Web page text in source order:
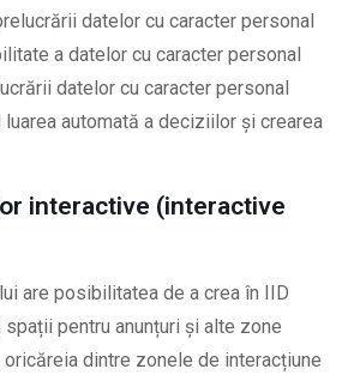
datelor cu caracter personal
a datelor cu caracter personal
datelor cu caracter personal
automată a deciziilor și crearea
interactive (interactive
are posibilitatea de a crea în IID
pentru anunțuri și alte zone
dintre zonele de interacțiune